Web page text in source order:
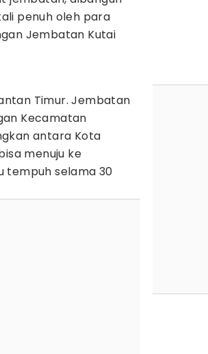
penuh oleh para
Jembatan Kutai
Timur. Jembatan
Kecamatan
antara Kota
menuju ke
tempuh selama 30